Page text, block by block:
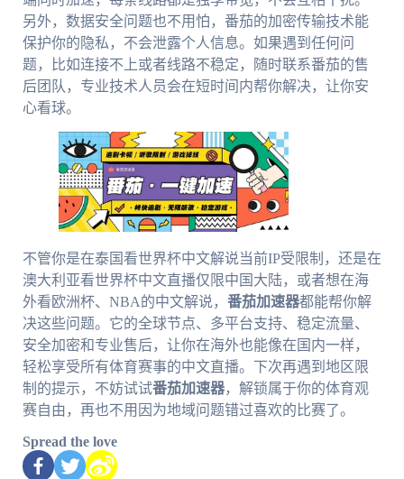
另外，数据安全问题也不用怕，番茄的加密传输技术能
保护你的隐私，不会泄露个人信息。如果遇到任何问
题，比如连接不上或者线路不稳定，随时联系番茄的售
后团队，专业技术人员会在短时间内帮你解决，让你安
心看球。
不管你是在泰国看世界杯中文解说当前IP受限制，还是在
澳大利亚看世界杯中文直播仅限中国大陆，或者想在海
外看欧洲杯、NBA的中文解说， 番茄加速器都能帮你解
决这些问题。它的全球节点、多平台支持、稳定流量、
安全加密和专业售后，让你在海外也能像在国内一样，
轻松享受所有体育赛事的中文直播。下次再遇到地区限
制的提示，不妨试试番茄加速器，解锁属于你的体育观
赛自由，再也不用因为地域问题错过喜欢的比赛了。
Spread the love